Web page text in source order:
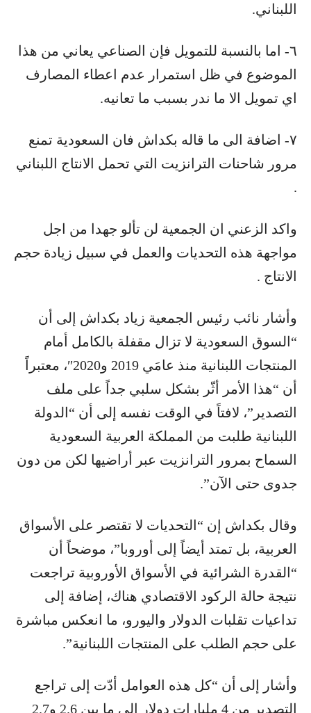
اللبناني.
٦- اما بالنسبة للتمويل فإن الصناعي يعاني من هذا
الموضوع في ظل استمرار عدم اعطاء المصارف
اي تمويل الا ما ندر بسبب ما تعانيه.
٧- اضافة الى ما قاله بكداش فان السعودية تمنع
مرور شاحنات الترانزيت التي تحمل الانتاج اللبناني
.
واكد الزعني ان الجمعية لن تألو جهدا من اجل
مواجهة هذه التحديات والعمل في سبيل زيادة حجم
الانتاج .
وأشار نائب رئيس الجمعية زياد بكداش إلى أن
“السوق السعودية لا تزال مقفلة بالكامل أمام
المنتجات اللبنانية منذ عامَي 2019 و2020″، معتبراً
أن “هذا الأمر أثّر بشكل سلبي جداً على ملف
التصدير”، لافتاً في الوقت نفسه إلى أن “الدولة
اللبنانية طلبت من المملكة العربية السعودية
السماح بمرور الترانزيت عبر أراضيها لكن من دون
جدوى حتى الآن”.
وقال بكداش إن “التحديات لا تقتصر على الأسواق
العربية، بل تمتد أيضاً إلى أوروبا”، موضحاً أن
“القدرة الشرائية في الأسواق الأوروبية تراجعت
نتيجة حالة الركود الاقتصادي هناك، إضافة إلى
تداعيات تقلبات الدولار واليورو، ما انعكس مباشرة
على حجم الطلب على المنتجات اللبنانية”.
وأشار إلى أن “كل هذه العوامل أدّت إلى تراجع
التصدير من 4 مليارات دولار إلى ما بين 2.6 و2.7